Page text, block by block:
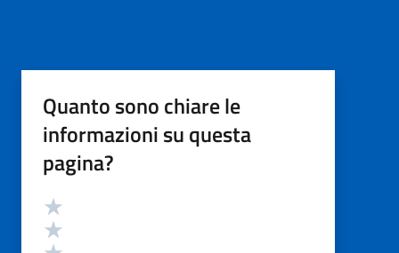
Quanto sono chiare le
informazioni su questa
pagina?
Valutazione